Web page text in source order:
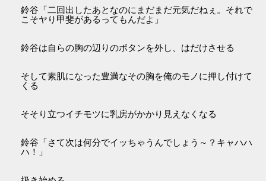
鈴谷「二回出したあとなのにまだまだ元気だねぇ。それで
こそヤり甲斐があるってもんだよ」
鈴谷は自らの胸の辺りのボタンを外し、はだけさせる
そして素肌になった豊満なその胸を俺のモノに押し付けて
くる
そそり立つイチモツに乳房がかかり見えなくなる
鈴谷「さて次は何分でイッちゃうんでしょう～？キャハハ
ハ！」